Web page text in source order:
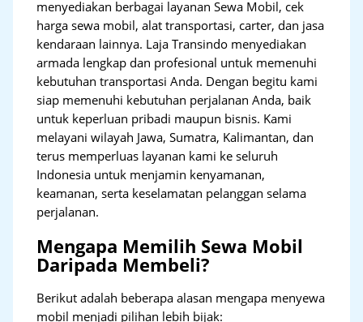
menyediakan berbagai layanan Sewa Mobil, cek
harga sewa mobil, alat transportasi, carter, dan jasa
kendaraan lainnya. Laja Transindo menyediakan
armada lengkap dan profesional untuk memenuhi
kebutuhan transportasi Anda. Dengan begitu kami
siap memenuhi kebutuhan perjalanan Anda, baik
untuk keperluan pribadi maupun bisnis. Kami
melayani wilayah Jawa, Sumatra, Kalimantan, dan
terus memperluas layanan kami ke seluruh
Indonesia untuk menjamin kenyamanan,
keamanan, serta keselamatan pelanggan selama
perjalanan.
Mengapa Memilih Sewa Mobil
Daripada Membeli?
Berikut adalah beberapa alasan mengapa menyewa
mobil menjadi pilihan lebih bijak: